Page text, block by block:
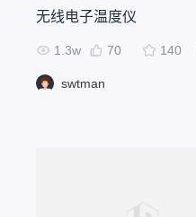
无线电子温度仪
1.3w 70 140
swtman